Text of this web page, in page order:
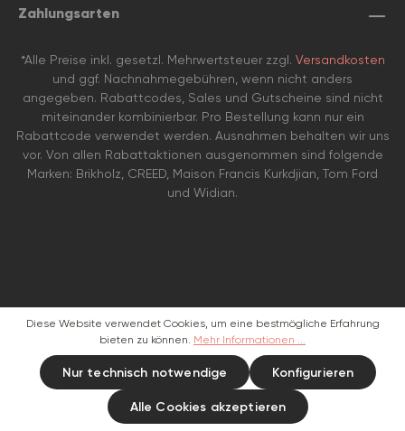
Zahlungsarten
*Alle Preise inkl. gesetzl. Mehrwertsteuer zzgl. Versandkosten
und ggf. Nachnahmegebühren, wenn nicht anders
angegeben. Rabattcodes, Sales und Gutscheine sind nicht
miteinander kombinierbar. Pro Bestellung kann nur ein
Rabattcode verwendet werden. Ausnahmen behalten wir uns
vor. Von allen Rabattaktionen ausgenommen sind folgende
Marken: Brikholz, CREED, Maison Francis Kurkdjian, Tom Ford
und Widian.
Diese Website verwendet Cookies, um eine bestmögliche Erfahrung
bieten zu können. Mehr Informationen ...
Nur technisch notwendige Konfigurieren
Alle Cookies akzeptieren